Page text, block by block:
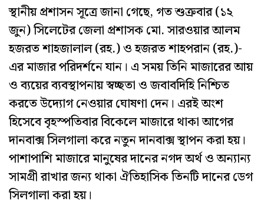
স্থানীয় প্রশাসন সূত্রে জানা গেছে, গত শুক্রবার (১২
জুন) সিলেটের জেলা প্রশাসক মো. সারওয়ার আলম
হজরত শাহজালাল (রহ.) ও হজরত শাহপরান (রহ.)-
এর মাজার পরিদর্শনে যান। এ সময় তিনি মাজারের আয়
ও ব্যয়ের ব্যবস্থাপনায় স্বচ্ছতা ও জবাবদিহি নিশ্চিত
করতে উদ্যোগ নেওয়ার ঘোষণা দেন। এরই অংশ
হিসেবে বৃহস্পতিবার বিকেলে মাজারে থাকা আগের
দানবাক্স সিলগালা করে নতুন দানবাক্স স্থাপন করা হয়।
পাশাপাশি মাজারে মানুষের দানের নগদ অর্থ ও অন্যান্য
সামগ্রী রাখার জন্য থাকা ঐতিহাসিক তিনটি দানের ডেগ
সিলগালা করা হয়।